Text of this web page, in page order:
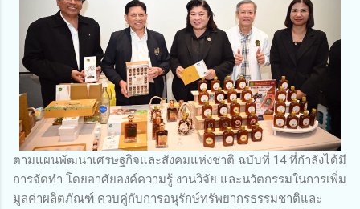
ตามแผนพัฒนาเศรษฐกิจและสังคมแห่งชาติ ฉบับที่ 14 ที่กำลังได้มี
การจัดทำ โดยอาศัยองค์ความรู้ งานวิจัย และนวัตกรรมในการเพิ่ม
มูลค่าผลิตภัณฑ์ ควบคู่กับการอนุรักษ์ทรัพยากรธรรมชาติและ